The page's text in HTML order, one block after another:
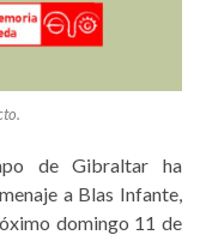
de Gibraltar ha
a Blas Infante,
domingo 11 de